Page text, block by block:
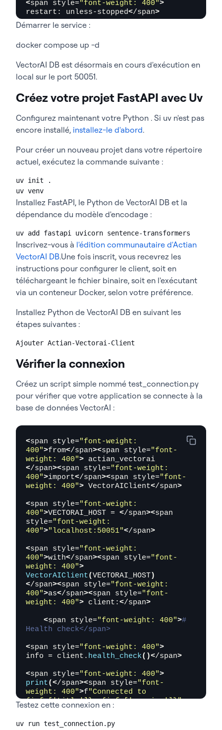
<span style="font-weight: 400">
restart: unless-stopped</span>
Démarrer le service :
docker compose up -d
VectorAI DB est désormais en cours d'exécution en
local sur le port 50051.
Créez votre projet FastAPI avec Uv
Configurez maintenant votre Python . Si uv n'est pas
encore installé, installez-le d'abord.
Pour créer un nouveau projet dans votre répertoire
actuel, exécutez la commande suivante :
uv init .
uv venv
Installez FastAPI, le Python de VectorAI DB et la
dépendance du modèle d'encodage :
uv add fastapi uvicorn sentence-transformers
Inscrivez-vous à l'édition communautaire d'Actian
VectorAI DB.Une fois inscrit, vous recevrez les
instructions pour configurer le client, soit en
téléchargeant le fichier binaire, soit en l'exécutant
via un conteneur Docker, selon votre préférence.
Installez Python de VectorAI DB en suivant les
étapes suivantes :
Ajouter Actian-Vectorai-Client
Vérifier la connexion
Créez un script simple nommé test_ connection.py
pour vérifier que votre application se connecte à la
base de données VectorAI :
<span style="font-weight:
400">from</span><span style="font-
weight: 400">
</span><span style="font-weight:
400">import</span><span style="font-
weight: 400"> VectorAIClient</span>
<span style="font-weight:
400">VECTORAI_HOST = </span><span
style="font-weight:
400">"localhost:50051"</span>
<span style="font-weight:
400">with</span><span style="font-
weight: 400">
VectorAIClient(VECTORAI_HOST)
</span><span style="font-weight:
400">as</span><span style="font-
weight: 400"> client:</span>
<span style="font-weight: 400">#
Health check</span>
<span style="font-weight: 400">
info = client. health_check()</span>
<span style="font-weight: 400">
print(</span><span style="font-
weight: 400">f"Connected to
{info['title']} v{info['version']}"
</span>< span style= "font-weight:
Testez cette connexion en :
uv run test_ connection.py